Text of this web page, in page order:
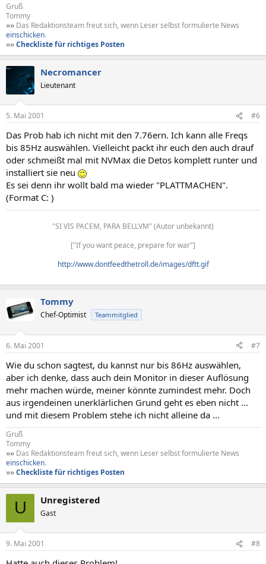
Gruß
Tommy
»» Das Redaktionsteam freut sich, wenn Leser selbst formulierte News
einschicken.
»»Checkliste für richtiges Posten
Necromancer
Lieutenant
5. Mai 2001 #6
Das Prob hab ich nicht mit den 7.76ern. Ich kann alle Freqs
bis 85Hz auswählen. Vielleicht packt ihr euch den auch drauf
oder schmeißt mal mit NVMax die Detos komplett runter und
installiert sie neu
Es sei denn ihr wollt bald ma wieder "PLATTMACHEN".
(Format C: )
"SI VIS PACEM, PARA BELLVM" (Autor unbekannt)
["If you want peace, prepare for war"]
http://www.dontfeedthetroll.de/images/dftt.gif
Tommy
Chef-Optimist Teammitglied
6. Mai 2001 #7
Wie du schon sagtest, du kannst nur bis 86Hz auswählen,
aber ich denke, dass auch dein Monitor in dieser Auflösung
mehr machen würde, meiner könnte zumindest mehr. Doch
aus irgendeinen unerklärlichen Grund geht es eben nicht ...
und mit diesem Problem stehe ich nicht alleine da ...
Gruß
Tommy
»» Das Redaktionsteam freut sich, wenn Leser selbst formulierte News
einschicken.
»»Checkliste für richtiges Posten
U Unregistered
Gast
9. Mai 2001 #8